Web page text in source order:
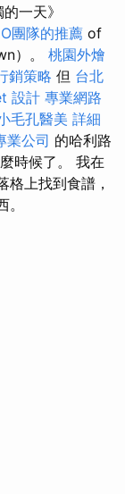
一天》
團隊的推薦 of
）。 桃園外燴
銷策略 但 台北
設計 專業網路
毛孔醫美 詳細
業公司 的哈利路
時候了。 我在
格上找到食譜，